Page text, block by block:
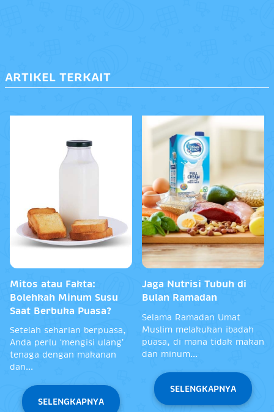
ARTIKEL TERKAIT
Mitos atau Fakta:
Bolehkah Minum Susu
Saat Berbuka Puasa?
Setelah seharian berpuasa,
Anda perlu ‘mengisi ulang’
tenaga dengan makanan
dan...
SELENGKAPNYA
Jaga Nutrisi Tubuh di
Bulan Ramadan
Selama Ramadan Umat
Muslim melakukan ibadah
puasa, di mana tidak makan
dan minum...
SELENGKAPNYA